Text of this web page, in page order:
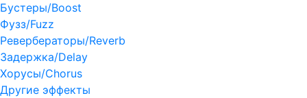
Бустеры/Boost
Фузз/Fuzz
Ревербераторы/Reverb
Задержка/Delay
Хорусы/Chorus
Другие эффекты